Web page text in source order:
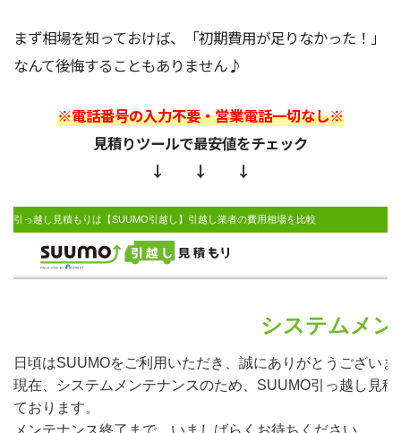
まず相場を知っておけば、「初期費用が足りなかった！」
なんて後悔することもありません♪
※電話番号の入力不要・営業電話一切なし※
見積りツールで最安値をチェック
↓ ↓ ↓